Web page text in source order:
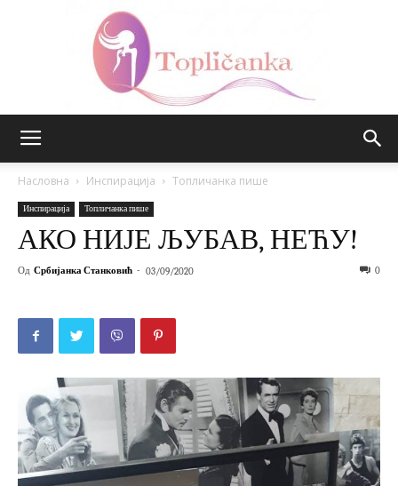
Насловна Инспирација Топличанка пише
Инспирација Топличанка пише
АКО НИЈЕ ЉУБАВ, НЕЋУ!
Од Србијанка Станковић - 03/09/2020 0